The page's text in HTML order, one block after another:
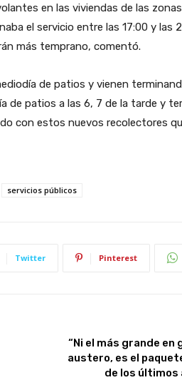
en las viviendas de las
el servicio entre las 17:00 y las
más temprano, comentó.
de patios y vienen
de patios a las 6, 7 de la tarde y
con estos nuevos recolectores
servicios públicos
Twitter Pinterest
“Ni el más grande en
austero, es el
de los últimos